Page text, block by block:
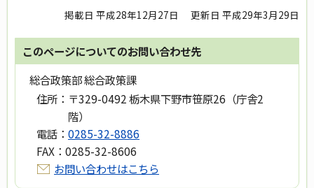
掲載日 平成28年12月27日 更新日 平成29年3月29日
このページについてのお問い合わせ先
総合政策部 総合政策課
住所： 〒329-0492 栃木県下野市笹原26（庁舎2
階）
電話： 0285-32-8886
FAX： 0285-32-8606
お問い合わせはこちら